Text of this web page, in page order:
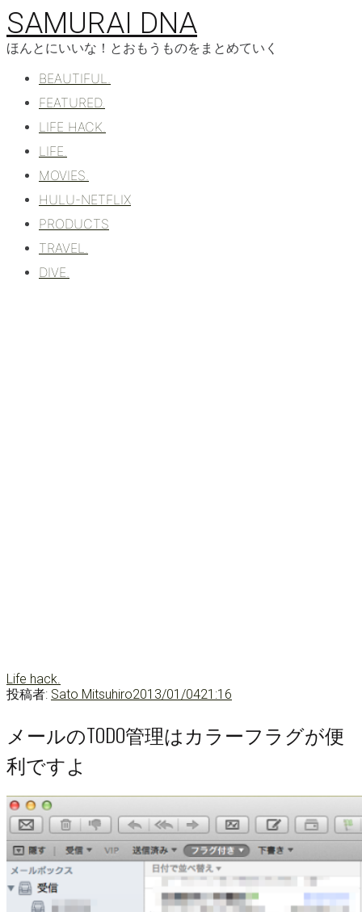
コ
ン
テ
SAMURAI DNA
ほんとにいいな！とおもうものをまとめていく
BEAUTIFUL.
FEATURED.
LIFE HACK.
LIFE.
MOVIES.
HULU-NETFLIX
PRODUCTS
TRAVEL.
DIVE.
Life hack.
投稿者: Sato Mitsuhiro2013/01/0421:16
メールのTODO管理はカラーフラグが便
利ですよ